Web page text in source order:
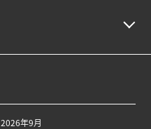
2026年9月